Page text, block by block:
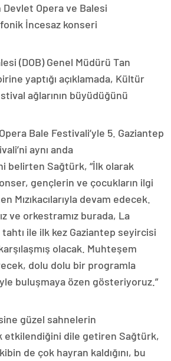
Devlet Opera ve Balesi
İncesaz konseri
(DOB) Genel Müdürü Tan
yaptığı açıklamada, Kültür
ağlarının büyüdüğünü
Bale Festivali’yle 5. Gaziantep
aynı anda
belirten Sağtürk, “İlk olarak
konser, gençlerin ve çocukların ilgi
Mızıkacılarıyla devam edecek.
ve orkestramız burada, La
tahtı ile ilk kez Gaziantep seyircisi
olacak. Muhteşem
dolu dolu bir programla
buluşmaya özen gösteriyoruz.”
güzel sahnelerin
etkilendiğini dile getiren Sağtürk,
de çok hayran kaldığını, bu